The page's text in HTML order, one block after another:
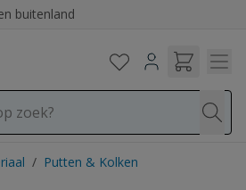
buitenland
/ Putten & Kolken